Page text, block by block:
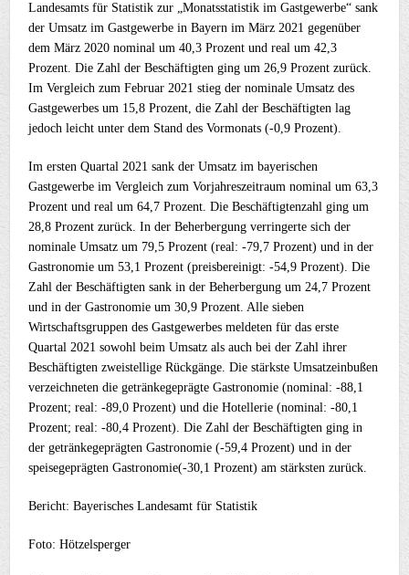
Landesamts für Statistik zur „Monatsstatistik im Gastgewerbe“ sank
der Umsatz im Gastgewerbe in Bayern im März 2021 gegenüber
dem März 2020 nominal um 40,3 Prozent und real um 42,3
Prozent. Die Zahl der Beschäftigten ging um 26,9 Prozent zurück.
Im Vergleich zum Februar 2021 stieg der nominale Umsatz des
Gastgewerbes um 15,8 Prozent, die Zahl der Beschäftigten lag
jedoch leicht unter dem Stand des Vormonats (-0,9 Prozent).
Im ersten Quartal 2021 sank der Umsatz im bayerischen
Gastgewerbe im Vergleich zum Vorjahreszeitraum nominal um 63,3
Prozent und real um 64,7 Prozent. Die Beschäftigtenzahl ging um
28,8 Prozent zurück. In der Beherbergung verringerte sich der
nominale Umsatz um 79,5 Prozent (real: -79,7 Prozent) und in der
Gastronomie um 53,1 Prozent (preisbereinigt: -54,9 Prozent). Die
Zahl der Beschäftigten sank in der Beherbergung um 24,7 Prozent
und in der Gastronomie um 30,9 Prozent. Alle sieben
Wirtschaftsgruppen des Gastgewerbes meldeten für das erste
Quartal 2021 sowohl beim Umsatz als auch bei der Zahl ihrer
Beschäftigten zweistellige Rückgänge. Die stärkste Umsatzeinbußen
verzeichneten die getränkegeprägte Gastronomie (nominal: -88,1
Prozent; real: -89,0 Prozent) und die Hotellerie (nominal: -80,1
Prozent; real: -80,4 Prozent). Die Zahl der Beschäftigten ging in
der getränkegeprägten Gastronomie (-59,4 Prozent) und in der
speisegeprägten Gastronomie(-30,1 Prozent) am stärksten zurück.
Bericht: Bayerisches Landesamt für Statistik
Foto: Hötzelsperger